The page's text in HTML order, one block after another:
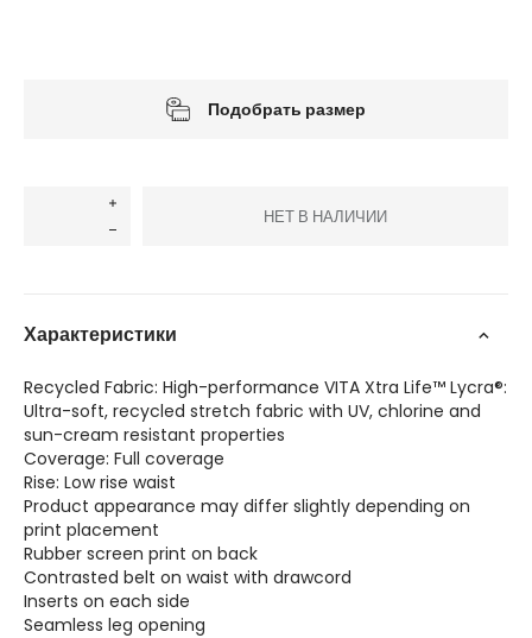
Подобрать размер
НЕТ В НАЛИЧИИ
Характеристики
Recycled Fabric: High-performance VITA Xtra Life™ Lycra®:
Ultra-soft, recycled stretch fabric with UV, chlorine and
sun-cream resistant properties
Coverage: Full coverage
Rise: Low rise waist
Product appearance may differ slightly depending on
print placement
Rubber screen print on back
Contrasted belt on waist with drawcord
Inserts on each side
Seamless leg opening